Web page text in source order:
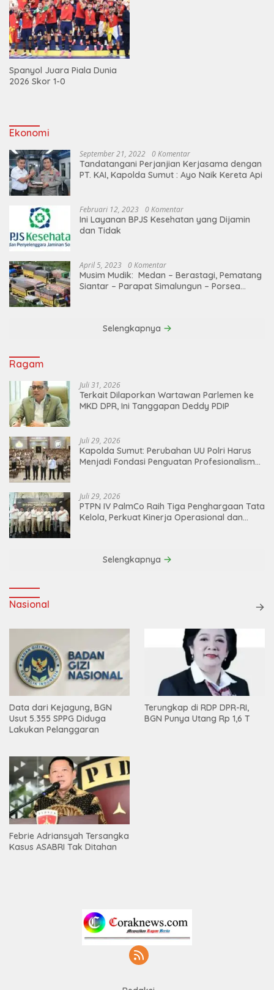
Spanyol Juara Piala Dunia
2026 Skor 1-0
Ekonomi
September 21, 2022 0 Komentar
Tandatangani Perjanjian Kerjasama dengan
PT. KAI, Kapolda Sumut : Ayo Naik Kereta Api
Februari 12, 2023 0 Komentar
Ini Layanan BPJS Kesehatan yang Dijamin
dan Tidak
April 5, 2023 0 Komentar
Musim Mudik: Medan – Berastagi, Pematang
Siantar – Parapat Simalungun – Porsea
Selengkapnya
Ragam
Juli 31, 2026
Terkait Dilaporkan Wartawan Parlemen ke
MKD DPR, Ini Tanggapan Deddy PDIP
Juli 29, 2026
Kapolda Sumut: Perubahan UU Polri Harus
Menjadi Fondasi Penguatan Profesionalisme
Juli 29, 2026
PTPN IV PalmCo Raih Tiga Penghargaan Tata
Kelola, Perkuat Kinerja Operasional dan
Selengkapnya
Nasional
Data dari Kejagung, BGN
Usut 5.355 SPPG Diduga
Lakukan Pelanggaran
Terungkap di RDP DPR-RI,
BGN Punya Utang Rp 1,6 T
Febrie Adriansyah Tersangka
Kasus ASABRI Tak Ditahan